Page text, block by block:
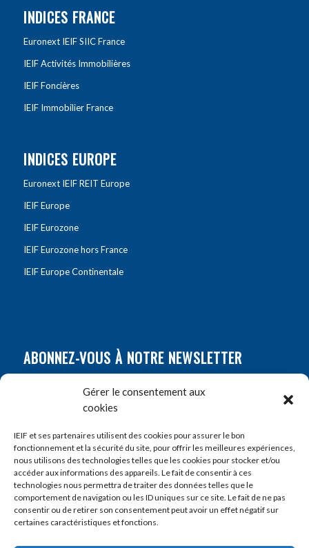
Gérer le consentement aux
cookies
IEIF et ses partenaires utilisent des cookies pour assurer le bon
fonctionnement et la sécurité du site, pour offrir les meilleures expériences,
nous utilisons des technologies telles que les cookies pour stocker et/ou
accéder aux informations des appareils. Le fait de consentir à ces
technologies nous permettra de traiter des données telles que le
comportement de navigation ou les ID uniques sur ce site. Le fait de ne pas
consentir ou de retirer son consentement peut avoir un effet négatif sur
certaines caractéristiques et fonctions.
INDICES FRANCE
Euronext IEIF SIIC France
IEIF Activités Immobilières
IEIF Foncières
IEIF Immobilier France
INDICES EUROPE
Euronext IEIF REIT Europe
IEIF Europe
IEIF Eurozone
IEIF Eurozone hors France
IEIF Europe Continentale
ABONNEZ-VOUS À NOTRE NEWSLETTER
Prénom*
E-mail*